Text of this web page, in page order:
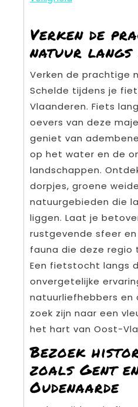
Verken de
natuur langs
Verken de prachtige
Schelde tijdens je
Vlaanderen. Fiets
oevers van deze
geniet van
op het water en de
landschappen.
dorpjes, groene
natuurgebieden die
liggen. Laat je
rustgevende sfeer
fauna die deze regio
Een fietstocht langs
onvergetelijke
natuurliefhebbers en
zoek zijn naar een
het hart van Oost-
Bezoek
zoals Gent
Oudenaarde